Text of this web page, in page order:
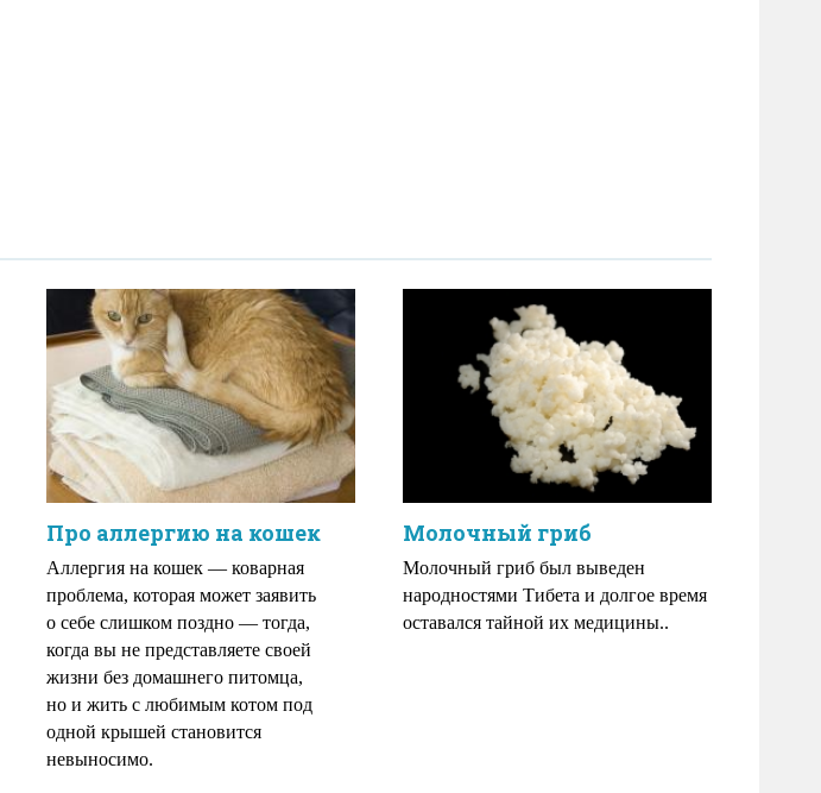
Про аллергию на кошек
Аллергия на кошек — коварная
проблема, которая может заявить
о себе слишком поздно — тогда,
когда вы не представляете своей
жизни без домашнего питомца,
но и жить с любимым котом под
одной крышей становится
невыносимо.
Молочный гриб
Молочный гриб был выведен
народностями Тибета и долгое время
оставался тайной их медицины..